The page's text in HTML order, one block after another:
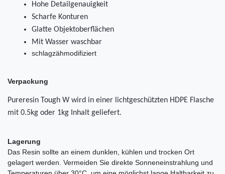
Hohe Detailgenauigkeit
Scharfe Konturen
Glatte Objektoberflächen
Mit Wasser waschbar
schlagzähmodifiziert
Verpackung
Pureresin Tough W wird in einer lichtgeschützten HDPE Flasche
mit 0.5kg oder 1kg Inhalt geliefert.
Lagerung
Das Resin sollte an einem dunklen, kühlen und trocken Ort
gelagert werden. Vermeiden Sie direkte Sonneneinstrahlung und